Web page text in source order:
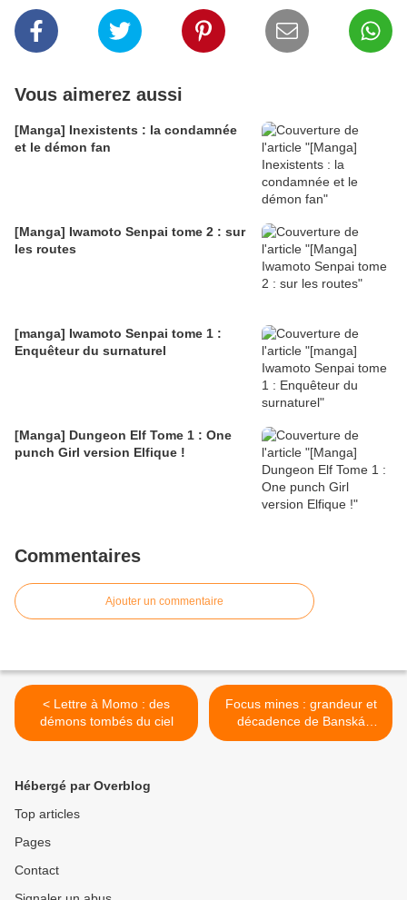
Vous aimerez aussi
[Manga] Inexistents : la condamnée
et le démon fan
[Manga] Iwamoto Senpai tome 2 : sur
les routes
[manga] Iwamoto Senpai tome 1 :
Enquêteur du surnaturel
[Manga] Dungeon Elf Tome 1 : One
punch Girl version Elfique !
Commentaires
Ajouter un commentaire
< Lettre à Momo : des
démons tombés du ciel
Focus mines : grandeur et
décadence de Banská
Štiavnica la dorée >
Hébergé par Overblog
Top articles
Pages
Contact